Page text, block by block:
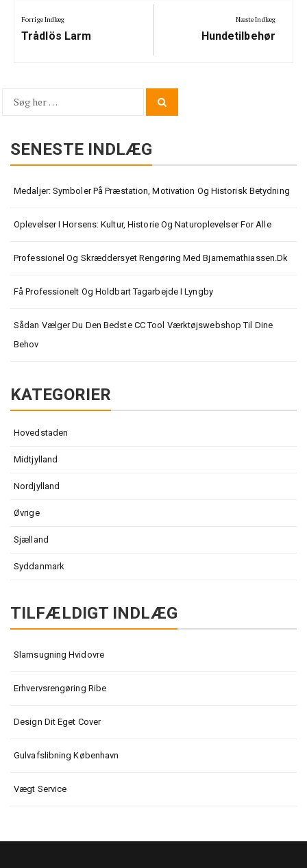
Forrige Indlæg
Previous
Trådlös Larm
Næste Indlæg
Next
Hundetilbehør
Search
SENESTE INDLÆG
Medaljer: Symboler På Præstation, Motivation Og Historisk Betydning
Oplevelser I Horsens: Kultur, Historie Og Naturoplevelser For Alle
Professionel Og Skræddersyet Rengøring Med Bjarnemathiassen.dk
Få Professionelt Og Holdbart Tagarbejde I Lyngby
Sådan Vælger Du Den Bedste CC Tool Værktøjswebshop Til Dine
Behov
KATEGORIER
Hovedstaden
Midtjylland
Nordjylland
Øvrige
Sjælland
Syddanmark
TILFÆLDIGT INDLÆG
Slamsugning Hvidovre
Erhvervsrengøring Ribe
Design Dit Eget Cover
Gulvafslibning København
Vægt Service